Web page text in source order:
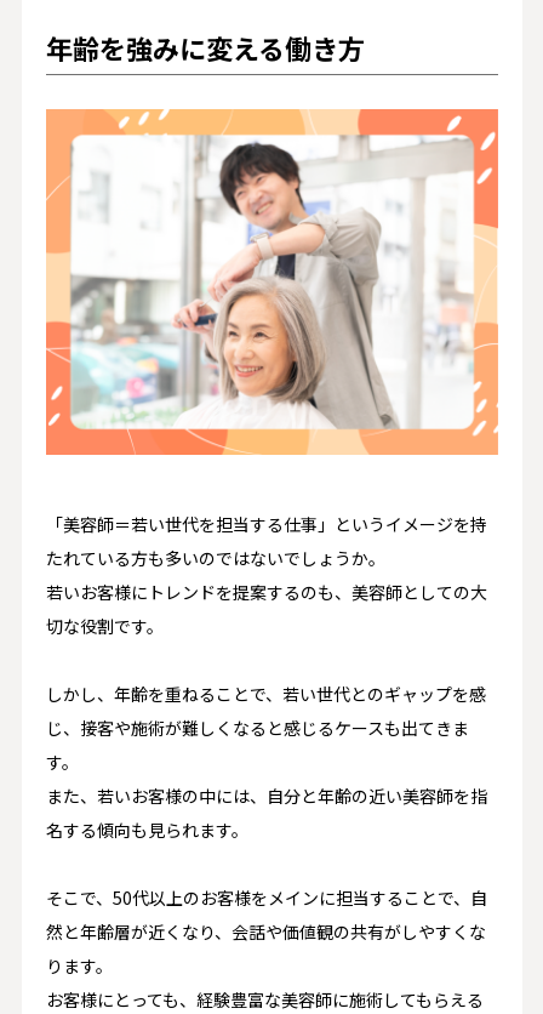
年齢を強みに変える働き方
「美容師＝若い世代を担当する仕事」というイメージを持
たれている方も多いのではないでしょうか。
若いお客様にトレンドを提案するのも、美容師としての大
切な役割です。
しかし、年齢を重ねることで、若い世代とのギャップを感
じ、接客や施術が難しくなると感じるケースも出てきま
す。
また、若いお客様の中には、自分と年齢の近い美容師を指
名する傾向も見られます。
そこで、50代以上のお客様をメインに担当することで、自
然と年齢層が近くなり、会話や価値観の共有がしやすくな
ります。
お客様にとっても、経験豊富な美容師に施術してもらえる